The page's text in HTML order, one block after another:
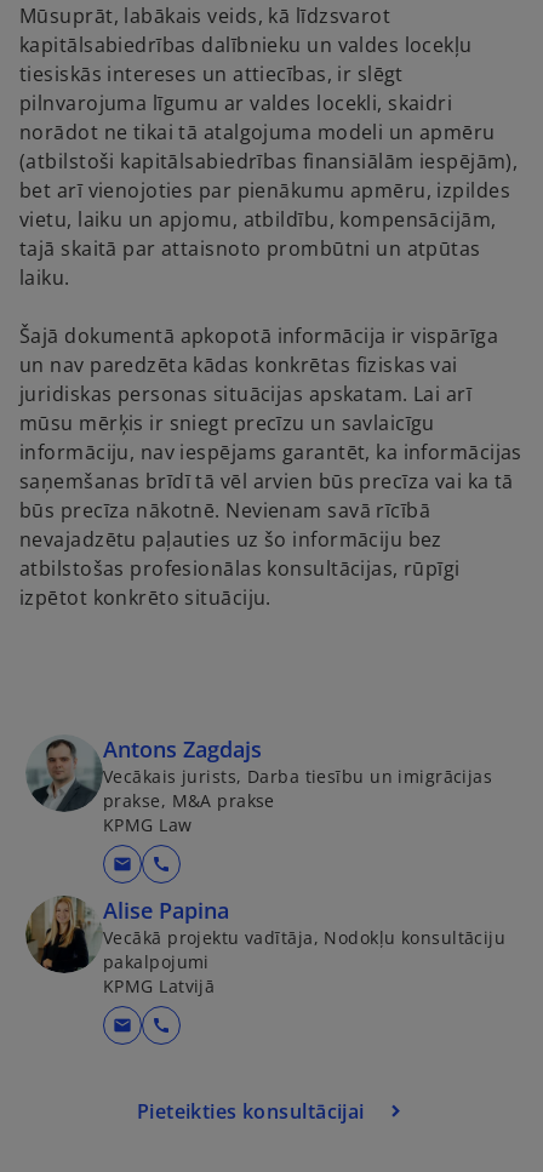
Mūsuprāt, labākais veids, kā līdzsvarot
kapitālsabiedrības dalībnieku un valdes locekļu
tiesiskās intereses un attiecības, ir slēgt
pilnvarojuma līgumu ar valdes locekli, skaidri
norādot ne tikai tā atalgojuma modeli un apmēru
(atbilstoši kapitālsabiedrības finansiālām iespējām),
bet arī vienojoties par pienākumu apmēru, izpildes
vietu, laiku un apjomu, atbildību, kompensācijām,
tajā skaitā par attaisnoto prombūtni un atpūtas
laiku.
Šajā dokumentā apkopotā informācija ir vispārīga
un nav paredzēta kādas konkrētas fiziskas vai
juridiskas personas situācijas apskatam. Lai arī
mūsu mērķis ir sniegt precīzu un savlaicīgu
informāciju, nav iespējams garantēt, ka informācijas
saņemšanas brīdī tā vēl arvien būs precīza vai ka tā
būs precīza nākotnē. Nevienam savā rīcībā
nevajadzētu paļauties uz šo informāciju bez
atbilstošas profesionālas konsultācijas, rūpīgi
izpētot konkrēto situāciju.
Antons Zagdajs
Vecākais jurists, Darba tiesību un imigrācijas
prakse, M&A prakse
KPMG Law
mail call
Alise Papina
Vecākā projektu vadītāja, Nodokļu konsultāciju
pakalpojumi
KPMG Latvijā
mail call
Pieteikties konsultācijai